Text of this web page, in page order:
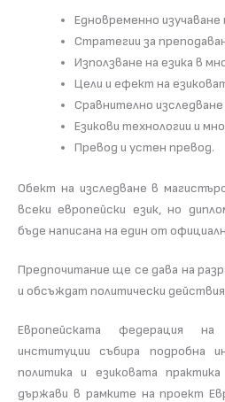
Едновременно изучаване
Стратегии за
Използване на езика в
Цели и ефект на
Сравнително изследване
Езикови технологии и
Превод и устен превод.
Обект на изследване в
всеки европейски език, но
бъде написана на един от
Предпочитание ще се дава на
и обсъждат политически действия
Европейската федерация на
институции събира подробна
политика и езиковата
държави в рамките на проект